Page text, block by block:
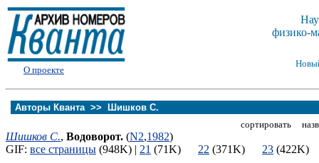
О проекте
физико-
Авторы Кванта >>
Шишков С.
сортировать
Шишков С., Водоворот. (N2,1982)
GIF: все страницы (948K) | 21 (71K) 22 (371K) 23